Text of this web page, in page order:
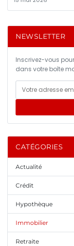
NEWSLETTER
Inscrivez-vous
dans votre boîte
CATÉGORIES
Actualité
Crédit
Hypothèque
Immobilier
Retraite